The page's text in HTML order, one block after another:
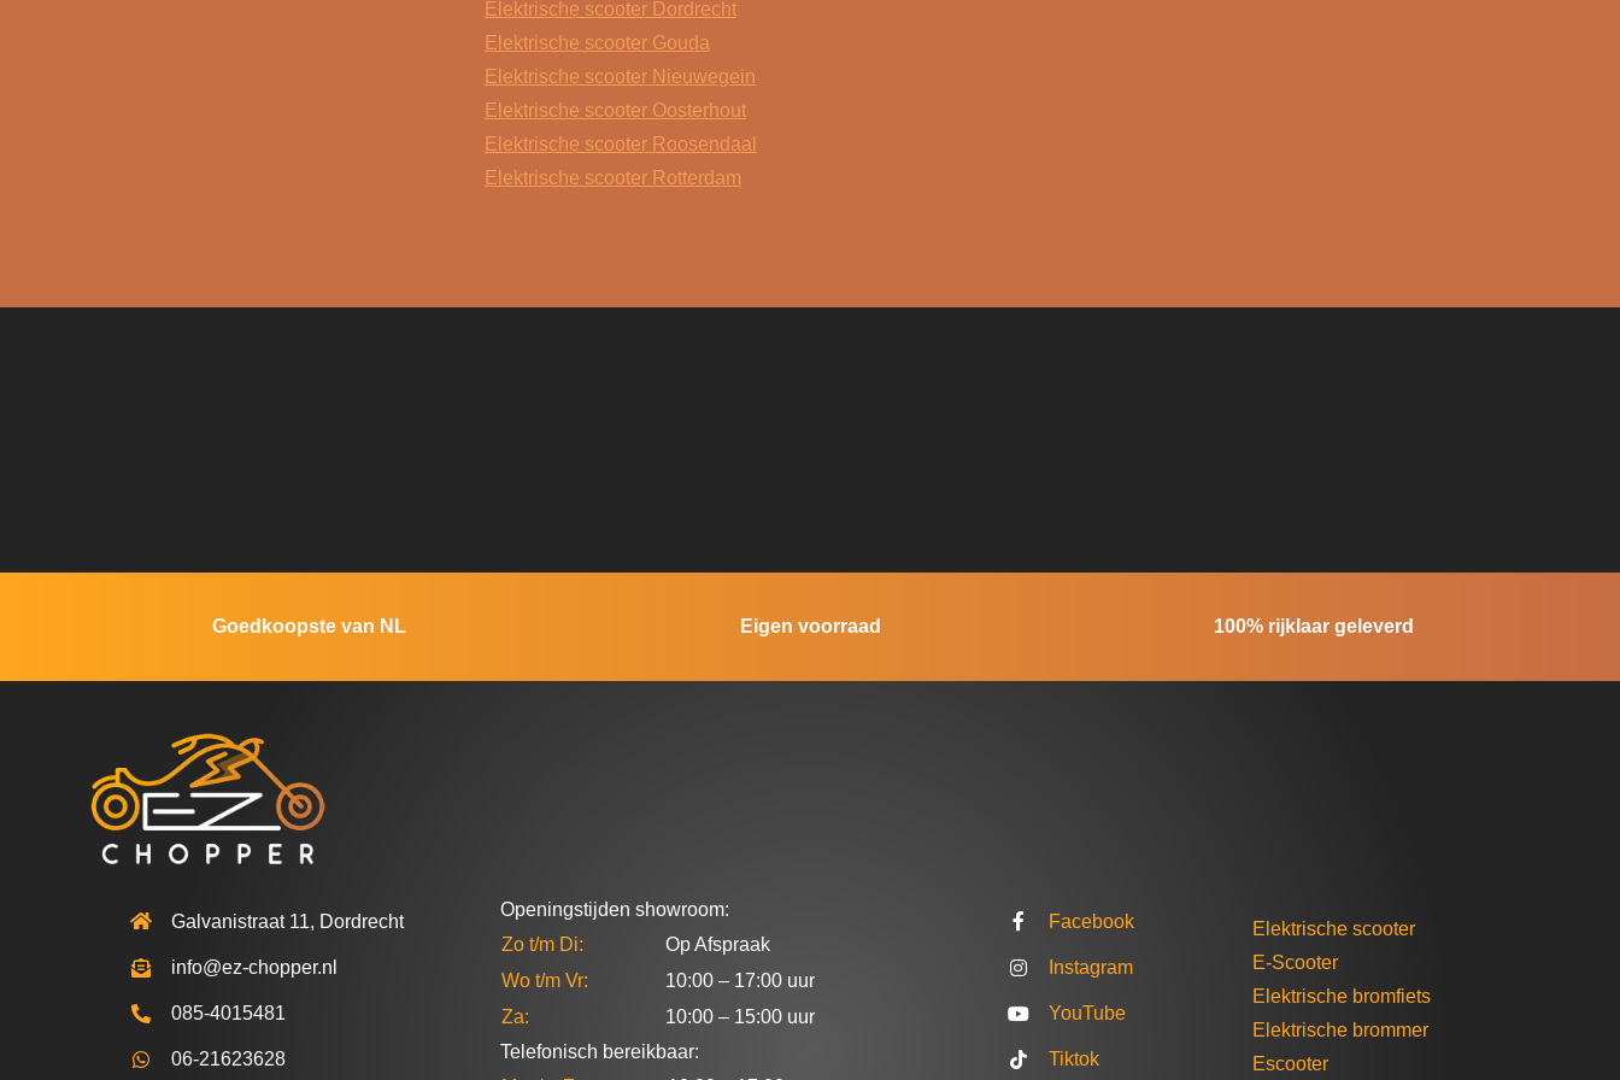
Elektrische scooter Dordrecht
Elektrische scooter Gouda
Elektrische scooter Nieuwegein
Elektrische scooter Oosterhout
Elektrische scooter Roosendaal
Elektrische scooter Rotterdam
Goedkoopste van NL Eigen voorraad 100% rijklaar geleverd
Galvanistraat 11, Dordrecht
info@ez-chopper.nl
085-4015481
06-21623628
Openingstijden showroom:
Zo t/m Di:
Op Afspraak
Wo t/m Vr:
10:00 – 17:00 uur
Za:
10:00 – 15:00 uur
Telefonisch bereikbaar:
Facebook
Instagram
YouTube
Tiktok
Elektrische scooter
E-Scooter
Elektrische bromfiets
Elektrische brommer​
Escooter​